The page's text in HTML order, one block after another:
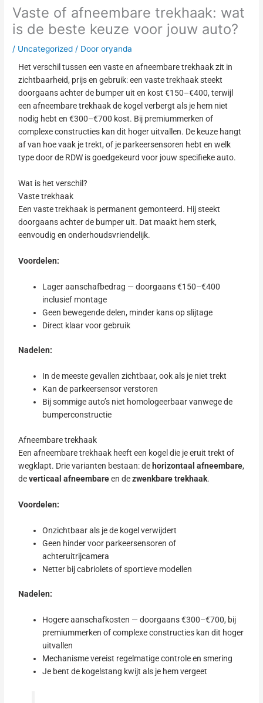
Vaste of afneembare trekhaak: wat
is de beste keuze voor jouw auto?
/ Uncategorized / Doororyanda
Het verschil tussen een vaste en afneembare trekhaak zit in
zichtbaarheid, prijs en gebruik: een vaste trekhaak steekt
doorgaans achter de bumper uit en kost €150–€400, terwijl
een afneembare trekhaak de kogel verbergt als je hem niet
nodig hebt en €300–€700 kost. Bij premiummerken of
complexe constructies kan dit hoger uitvallen. De keuze hangt
af van hoe vaak je trekt, of je parkeersensoren hebt en welk
type door de RDW is goedgekeurd voor jouw specifieke auto.
Wat is het verschil?
Vaste trekhaak
Een vaste trekhaak is permanent gemonteerd. Hij steekt
doorgaans achter de bumper uit. Dat maakt hem sterk,
eenvoudig en onderhoudsvriendelijk.
Voordelen:
Lager aanschafbedrag — doorgaans €150–€400
inclusief montage
Geen bewegende delen, minder kans op slijtage
Direct klaar voor gebruik
Nadelen:
In de meeste gevallen zichtbaar, ook als je niet trekt
Kan de parkeersensor verstoren
Bij sommige auto’s niet homologeerbaar vanwege de
bumperconstructie
Afneembare trekhaak
Een afneembare trekhaak heeft een kogel die je eruit trekt of
wegklapt. Drie varianten bestaan: de horizontaal afneembare,
deverticaal afneembareen dezwenkbare trekhaak.
Voordelen:
Onzichtbaar als je de kogel verwijdert
Geen hinder voor parkeersensoren of
achteruitrijcamera
Netter bij cabriolets of sportieve modellen
Nadelen:
Hogere aanschafkosten — doorgaans €300–€700, bij
premiummerken of complexe constructies kan dit hoger
uitvallen
Mechanisme vereist regelmatige controle en smering
Je bent de kogelstang kwijt als je hem vergeet